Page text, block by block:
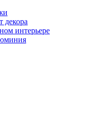
декора
интерьере